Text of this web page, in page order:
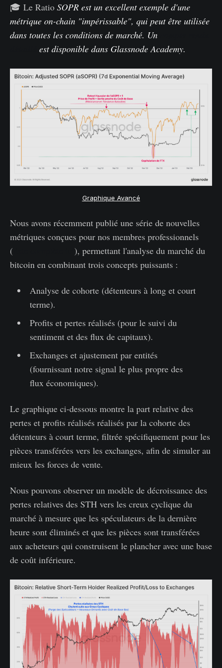
🎓 Le Ratio SOPR est un excellent exemple d'une
métrique on-chain "impérissable", qui peut être utilisée
dans toutes les conditions de marché. Un
est disponible dans Glassnode Academy.
Graphique Avancé
Nous avons récemment publié une série de nouvelles
métriques conçues pour nos membres professionnels
(
), permettant l'analyse du marché du
bitcoin en combinant trois concepts puissants :
Analyse de cohorte (détenteurs à long et court
terme).
Profits et pertes réalisés (pour le suivi du
sentiment et des flux de capitaux).
Exchanges et ajustement par entités
(fournissant notre signal le plus propre des
flux économiques).
Le graphique ci-dessous montre la part relative des
pertes et profits réalisés réalisés par la cohorte des
détenteurs à court terme, filtrée spécifiquement pour les
pièces transférées vers les exchanges, afin de simuler au
mieux les forces de vente.
Nous pouvons observer un modèle de décroissance des
pertes relatives des STH vers les creux cyclique du
marché à mesure que les spéculateurs de la dernière
heure sont éliminés et que les pièces sont transférées
aux acheteurs qui construisent le plancher avec une base
de coût inférieure.